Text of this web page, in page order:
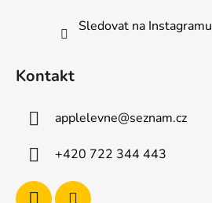
Sledovat na Instagramu
Kontakt
applelevne@seznam.cz
+420 722 344 443